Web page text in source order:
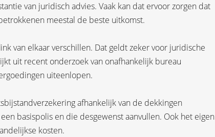
van juridisch advies. Vaak kan dat ervoor zorgen dat
meestal de beste uitkomst.
van elkaar verschillen. Dat geldt zeker voor juridische
uit recent onderzoek van onafhankelijk bureau
uiteenlopen.
afhankelijk van de dekkingen
basispolis en die desgewenst aanvullen. Ook het eigen
kosten.